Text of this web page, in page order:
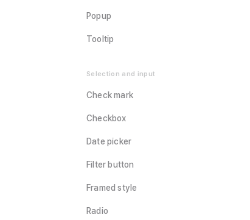
Popup
Tooltip
Selection and input
Check mark
Checkbox
Date picker
Filter button
Framed style
Radio